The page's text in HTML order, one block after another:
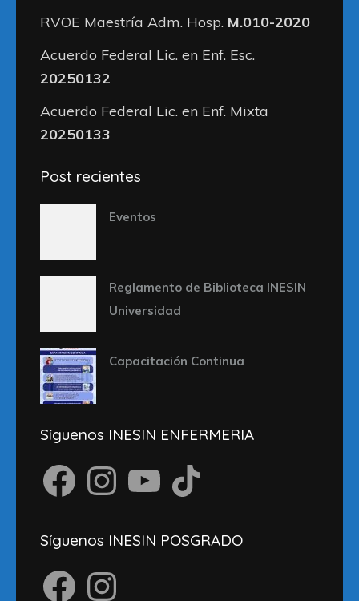
RVOE Maestría Adm. Hosp. M.010-2020
Acuerdo Federal Lic. en Enf. Esc.
20250132
Acuerdo Federal Lic. en Enf. Mixta
20250133
Post recientes
Eventos
Reglamento de Biblioteca INESIN
Universidad
Capacitación Continua
Síguenos INESIN ENFERMERIA
FacebookInstagramYouTube TikTok
Síguenos INESIN POSGRADO
FacebookInstagram